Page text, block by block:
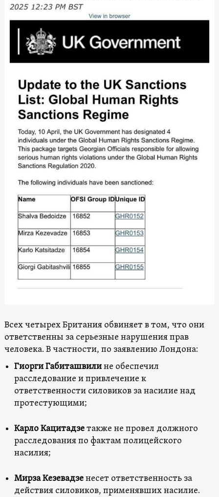
Всех четырех Британия обвиняет в том, что они
ответственны за серьезные нарушения прав
человека. В частности, по заявлению Лондона:
Гиорги Габиташвилине обеспечил
расследование и привлечение к
ответственности силовиков за насилие над
протестующими;
Карло Кацитадзетакже не провел должного
расследования по фактам полицейского
насилия;
Мирза Кезевадзенесет ответственность за
действия силовиков, применявших насилие.